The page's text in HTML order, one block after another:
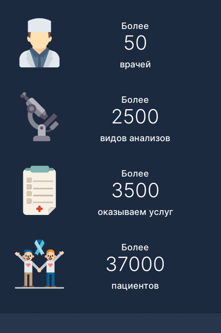
Более
50
врачей
Более
2500
видов анализов
Более
3500
оказываем услуг
Более
37000
пациентов